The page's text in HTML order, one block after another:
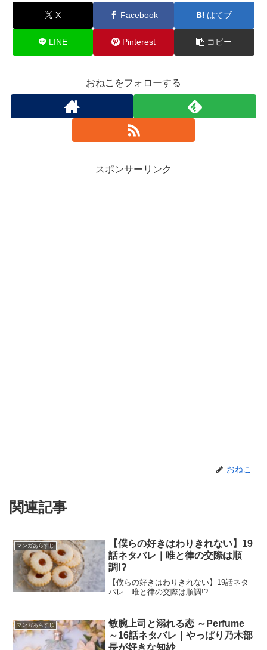
X Facebook はてブ
LINE Pinterest コピー
おねこをフォローする
スポンサーリンク
おねこ
関連記事
マンガあらすじ
【僕らの好きはわりきれない】19
話ネタバレ｜唯と律の交際は順
調!?
【僕らの好きはわりきれない】19話ネタ
バレ｜唯と律の交際は順調!?
マンガあらすじ
敏腕上司と溺れる恋 ～Perfume
～16話ネタバレ｜やっぱり乃木部
長が好きな知紗